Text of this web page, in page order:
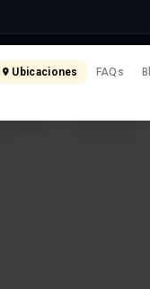
Ubicaciones FAQs